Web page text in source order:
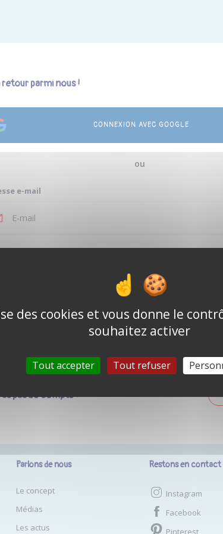
retour parmi nous !
CONNEXION AVEC GOOGLE
ou
e-mail
CONNEXION
pas de compte ?
Parlons de nous
Le concept
Médias
Les actus
Restons en contact
Instagram
Facebook
Pinterest
des cookies et vous donne le
souhaitez activer
Tout accepter Tout refuser